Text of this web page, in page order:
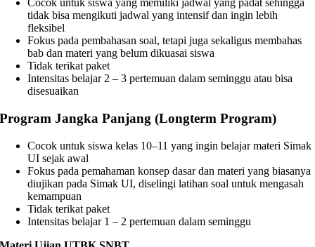
Cocok untuk siswa yang memiliki jadwal yang padat sehingga
tidak bisa mengikuti jadwal yang intensif dan ingin lebih
fleksibel
Fokus pada pembahasan soal, tetapi juga sekaligus membahas
bab dan materi yang belum dikuasai siswa
Tidak terikat paket
Intensitas belajar 2 – 3 pertemuan dalam seminggu atau bisa
disesuaikan
Program Jangka Panjang (Longterm Program)
Cocok untuk siswa kelas 10–11 yang ingin belajar materi Simak
UI sejak awal
Fokus pada pemahaman konsep dasar dan materi yang biasanya
diujikan pada Simak UI, diselingi latihan soal untuk mengasah
kemampuan
Tidak terikat paket
Intensitas belajar 1 – 2 pertemuan dalam seminggu